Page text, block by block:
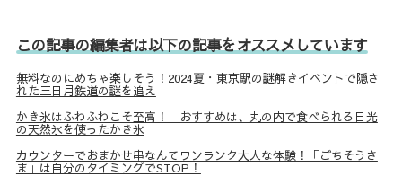
この記事の編集者は以下の記事をオススメしています
無料なのにめちゃ楽しそう！2024夏・東京駅の謎解きイベントで隠さ
れた三日月鉄道の謎を追え
かき氷はふわふわこそ至高！ おすすめは、丸の内で食べられる日光
の天然氷を使ったかき氷
カウンターでおまかせ串なんてワンランク大人な体験！「ごちそうさ
ま」は自分のタイミングでSTOP！